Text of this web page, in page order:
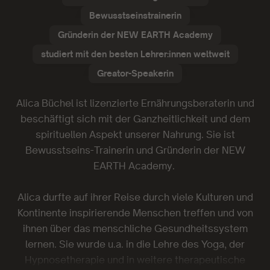
Bewusstseinstrainerin
Gründerin der NEW EARTH Academy
studiert mit den besten Lehrer:innen weltweit
Greator-Speakerin
Alica Büchel ist lizenzierte Ernährungsberaterin und
beschäftigt sich mit der Ganzheitlichkeit und dem
spirituellen Aspekt unserer Nahrung. Sie ist
Bewusstseins-Trainerin und Gründerin der NEW
EARTH Academy.
Alica durfte auf ihrer Reise durch viele Kulturen und
Kontinente inspirierende Menschen treffen und von
ihnen über das menschliche Gesundheitssystem
lernen. Sie wurde u.a. in die Lehre des Yoga, der
Hypnosetherapie und in weitere therapeutische